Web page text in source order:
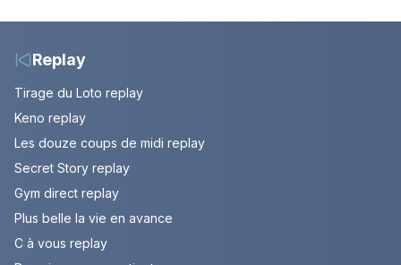
nouvelle
Replay
Tirage du Loto replay
Keno replay
Les douze coups de midi replay
Secret Story replay
Gym direct replay
Plus belle la vie en avance
C à vous replay